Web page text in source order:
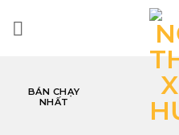
BÁN CHẠY
NHẤT